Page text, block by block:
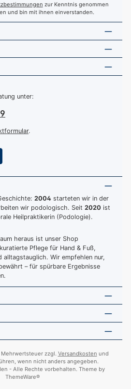
zur Kenntnis genommen
und bin mit ihnen einverstanden.
unter:
.
2004 starteten wir in der
wir podologisch. Seit 2020 ist
Heilpraktikerin (Podologie).
heraus ist unser Shop
Pflege für Hand & Fuß,
alltagstauglich. Wir empfehlen nur,
– für spürbare Ergebnisse
zzgl. Versandkosten und
wenn nicht anders angegeben.
- Alle Rechte vorbehalten. Theme by
ThemeWare®